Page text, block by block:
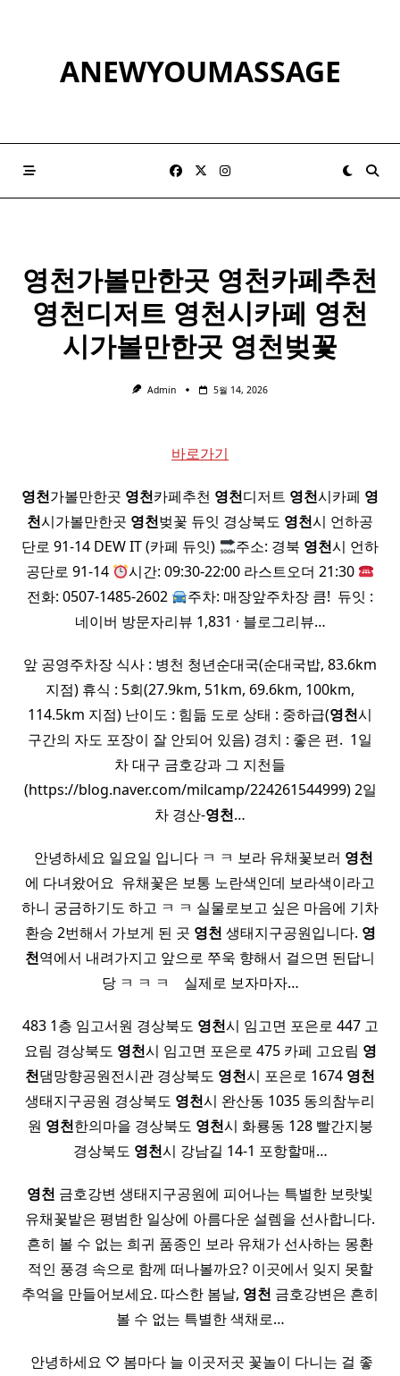
ANEWYOUMASSAGE
영천가볼만한곳 영천카페추천
영천디저트 영천시카페 영천
시가볼만한곳 영천벚꽃
Admin 5월 14, 2026
바로가기
영천가볼만한곳 영천카페추천 영천디저트 영천시카페 영
천시가볼만한곳 영천벚꽃 듀잇 경상북도 영천시 언하공
단로 91-14 DEW IT (카페 듀잇)
주소: 경북 영천시 언하
공단로 91-14
시간: 09:30-22:00 라스트오더 21:30
전화: 0507-1485-2602
주차: 매장앞주차장 큼! ​ 듀잇 :
네이버 방문자리뷰 1,831 · 블로그리뷰…
앞 공영주차장 식사 : 병천 청년순대국(순대국밥, 83.6km
지점) 휴식 : 5회(27.9km, 51km, 69.6km, 100km,
114.5km 지점) 난이도 : 힘듦 도로 상태 : 중하급(영천시
구간의 자도 포장이 잘 안되어 있음) 경치 : 좋은 편. ​ 1일
차 대구 금호강과 그 지천들
(https://blog.naver.com/milcamp/224261544999) 2일
차 경산-영천…
​ ​ 안녕하세요 일요일 입니다 ㅋ ㅋ 보라 유채꽃보러 영천
에 다녀왔어요 ​ 유채꽃은 보통 노란색인데 보라색이라고
하니 궁금하기도 하고 ㅋ ㅋ 실물로보고 싶은 마음에 기차
환승 2번해서 가보게 된 곳 영천 생태지구공원입니다. 영
천역에서 내려가지고 앞으로 쭈욱 향해서 걸으면 된답니
당 ㅋ ㅋ ㅋ ​ ​ ​ 실제로 보자마자…
483 1층 임고서원 경상북도 영천시 임고면 포은로 447 고
요림 경상북도 영천시 임고면 포은로 475 카페 고요림 영
천댐망향공원전시관 경상북도 영천시 포은로 1674 영천
생태지구공원 경상북도 영천시 완산동 1035 동의참누리
원 영천한의마을 경상북도 영천시 화룡동 128 빨간지붕
경상북도 영천시 강남길 14-1 포항할매…
영천 금호강변 생태지구공원에 피어나는 특별한 보랏빛
유채꽃밭은 평범한 일상에 아름다운 설렘을 선사합니다.
흔히 볼 수 없는 희귀 품종인 보라 유채가 선사하는 몽환
적인 풍경 속으로 함께 떠나볼까요? 이곳에서 잊지 못할
추억을 만들어보세요. 따스한 봄날, 영천 금호강변은 흔히
볼 수 없는 특별한 색채로…
​ 안녕하세요 ♡ 봄마다 늘 이곳저곳 꽃놀이 다니는 걸 좋